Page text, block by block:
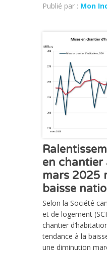
Publié par : Mon
ACTUALITÉ
en chantier
mars 2025
baisse
Selon la Société
et de logement
chantier
tendance à la
une diminution